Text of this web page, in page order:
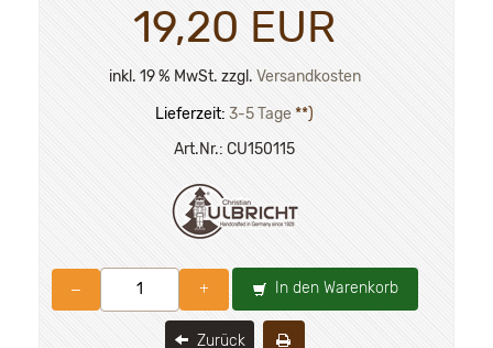
19,20 EUR
inkl. 19 % MwSt. zzgl. Versandkosten
Lieferzeit: 3-5 Tage **)
Art.Nr.: CU150115
– + In den Warenkorb
Zurück